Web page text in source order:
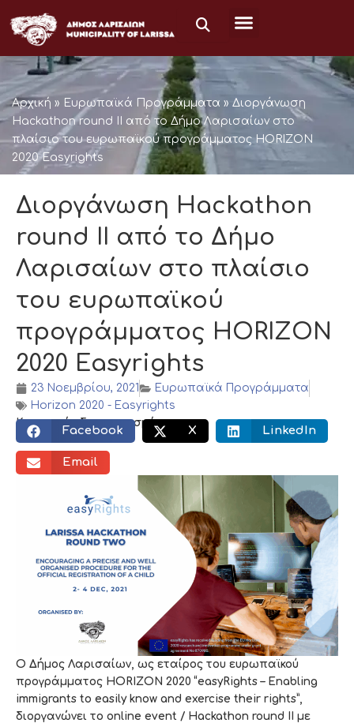
στο
περιεχόμενο
Αρχική » Ευρωπαϊκά Προγράμματα » Διοργάνωση
Hackathon round II από το Δήμο Λαρισαίων στο
πλαίσιο του ευρωπαϊκού προγράμματος HORIZON
2020 Easyrights
Διοργάνωση Hackathon
round II από το Δήμο
Λαρισαίων στο πλαίσιο
του ευρωπαϊκού
προγράμματος HORIZON
2020 Easyrights
23 Νοεμβρίου, 2021
Ευρωπαϊκά Προγράμματα
Horizon 2020 - Easyrights
Κοινωνικός διαμοιρασμός:
Facebook X LinkedIn
Email
Ο Δήμος Λαρισαίων, ως εταίρος του ευρωπαϊκού
προγράμματος HORIZON 2020 “easyRights – Enabling
immigrants to easily know and exercise their rights”,
διοργανώνει το online event / Hackathon round II με